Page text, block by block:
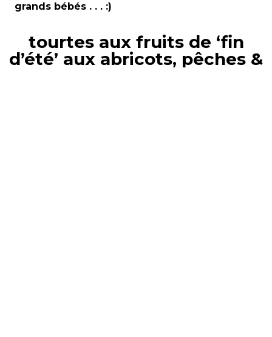
grands bébés . . . :)
tourtes aux fruits de ‘fin
d’été’ aux abricots, pêches &